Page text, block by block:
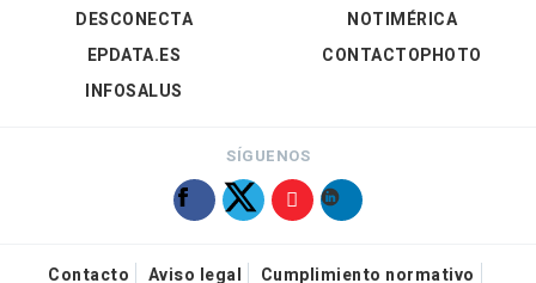
DESCONECTA
EPDATA.ES
INFOSALUS
NOTIMÉRICA
CONTACTOPHOTO
SÍGUENOS
Contacto Aviso legal Cumplimiento normativo